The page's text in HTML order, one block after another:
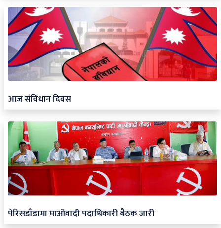
आज संविधान दिवस
पेरिसडाँडामा माओवादी पदाधिकारी बैठक जारी